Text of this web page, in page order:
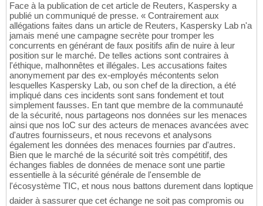
Face à la publication de cet article de Reuters, Kaspersky a
publié un communiqué de presse. « Contrairement aux
allégations faites dans un article de Reuters, Kaspersky Lab n'a
jamais mené une campagne secrète pour tromper les
concurrents en générant de faux positifs afin de nuire à leur
position sur le marché. De telles actions sont contraires à
l'éthique, malhonnêtes et illégales. Les accusations faites
anonymement par des ex-employés mécontents selon
lesquelles Kaspersky Lab, ou son chef de la direction, a été
impliqué dans ces incidents sont sans fondement et tout
simplement fausses. En tant que membre de la communauté
de la sécurité, nous partageons nos données sur les menaces
ainsi que nos IoC sur des acteurs de menaces avancées avec
d'autres fournisseurs, et nous recevons et analysons
également les données des menaces fournies par d'autres.
Bien que le marché de la sécurité soit très compétitif, des
échanges fiables de données de menace sont une partie
essentielle à la sécurité générale de l'ensemble de
l'écosystème TIC, et nous nous battons durement dans loptique
daider à sassurer que cet échange ne soit pas compromis ou